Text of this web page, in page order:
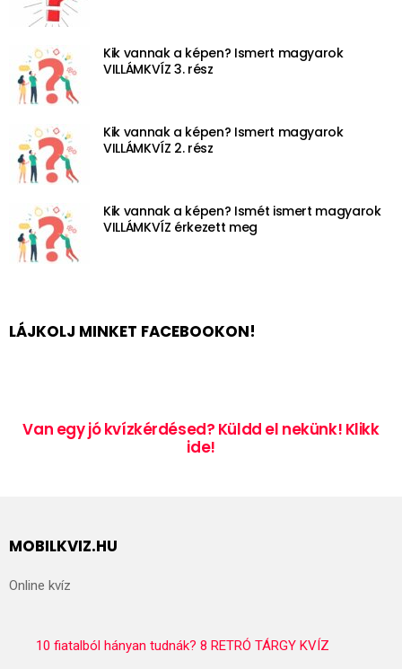
Kik vannak a képen? Ismert magyarok
VILLÁMKVÍZ 3. rész
Kik vannak a képen? Ismert magyarok
VILLÁMKVÍZ 2. rész
Kik vannak a képen? Ismét ismert magyarok
VILLÁMKVÍZ érkezett meg
LÁJKOLJ MINKET FACEBOOKON!
Van egy jó kvízkérdésed? Küldd el nekünk! Klikk
ide!
MOBILKVIZ.HU
Online kvíz
10 fiatalból hányan tudnák? 8 RETRÓ TÁRGY KVÍZ